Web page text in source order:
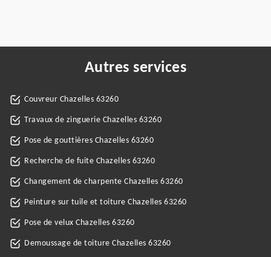
Autres services
Couvreur Chazelles 63260
Travaux de zinguerie Chazelles 63260
Pose de gouttières Chazelles 63260
Recherche de fuite Chazelles 63260
Changement de charpente Chazelles 63260
Peinture sur tuile et toiture Chazelles 63260
Pose de velux Chazelles 63260
Demoussage de toiture Chazelles 63260